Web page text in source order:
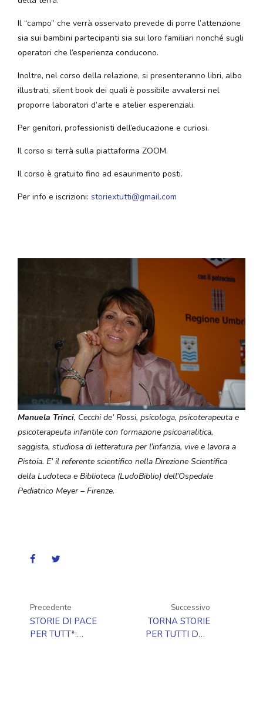
Il “campo” che verrà osservato prevede di porre l’attenzione
sia sui bambini partecipanti sia sui loro familiari nonché sugli
operatori che l’esperienza conducono.
Inoltre, nel corso della relazione, si presenteranno libri, albo
illustrati, silent book dei quali è possibile avvalersi nel
proporre laboratori d’arte e atelier esperenziali.
Per genitori, professionisti dell’educazione e curiosi.
Il corso si terrà sulla piattaforma ZOOM.
Il corso è gratuito fino ad esaurimento posti.
Per info e iscrizioni: storiextutti@gmail.com
Manuela Trinci, Cecchi de’ Rossi, psicologa, psicoterapeuta e
psicoterapeuta infantile con formazione psicoanalitica,
saggista, studiosa di letteratura per l’infanzia, vive e lavora a
Pistoia. E’ il referente scientifico nella Direzione Scientifica
della Ludoteca e Biblioteca (LudoBiblio) dell’Ospedale
Pediatrico Meyer – Firenze.
Precedente
STORIE DI PACE
PER TUTT*:
Successivo
TORNA STORIE
PER TUTTI DAL